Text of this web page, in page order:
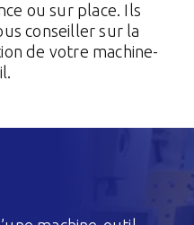
ou sur place. Ils
conseiller sur la
de votre machine-